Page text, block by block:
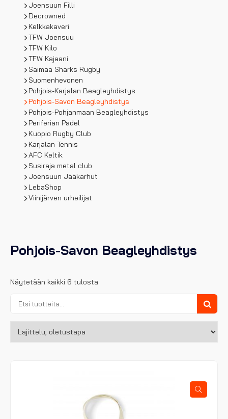
Joensuun Filli
Decrowned
Kelkkakaveri
TFW Joensuu
TFW Kilo
TFW Kajaani
Saimaa Sharks Rugby
Suomenhevonen
Pohjois-Karjalan Beagleyhdistys
Pohjois-Savon Beagleyhdistys
Pohjois-Pohjanmaan Beagleyhdistys
Periferian Padel
Kuopio Rugby Club
Karjalan Tennis
AFC Keltik
Susiraja metal club
Joensuun Jääkarhut
LebaShop
Viinijärven urheilijat
Pohjois-Savon Beagleyhdistys
Näytetään kaikki 6 tulosta